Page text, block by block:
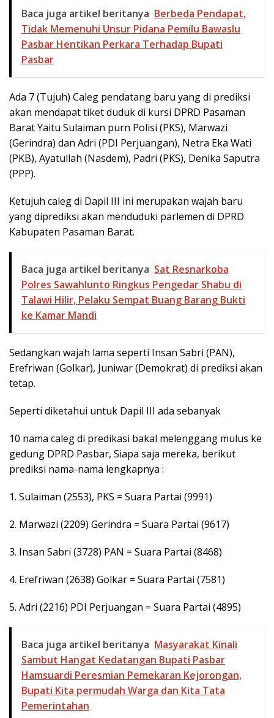
Baca juga artikel beritanya Berbeda Pendapat,
Tidak Memenuhi Unsur Pidana Pemilu Bawaslu
Pasbar Hentikan Perkara Terhadap Bupati
Pasbar
Ada 7 (Tujuh) Caleg pendatang baru yang di prediksi
akan mendapat tiket duduk di kursi DPRD Pasaman
Barat Yaitu Sulaiman purn Polisi (PKS), Marwazi
(Gerindra) dan Adri (PDI Perjuangan), Netra Eka Wati
(PKB), Ayatullah (Nasdem), Padri (PKS), Denika Saputra
(PPP).
Ketujuh caleg di Dapil III ini merupakan wajah baru
yang diprediksi akan menduduki parlemen di DPRD
Kabupaten Pasaman Barat.
Baca juga artikel beritanya Sat Resnarkoba
Polres Sawahlunto Ringkus Pengedar Shabu di
Talawi Hilir, Pelaku Sempat Buang Barang Bukti
ke Kamar Mandi
Sedangkan wajah lama seperti Insan Sabri (PAN),
Erefriwan (Golkar), Juniwar (Demokrat) di prediksi akan
tetap.
Seperti diketahui untuk Dapil III ada sebanyak
10 nama caleg di predikasi bakal melenggang mulus ke
gedung DPRD Pasbar, Siapa saja mereka, berikut
prediksi nama-nama lengkapnya :
1. Sulaiman (2553), PKS = Suara Partai (9991)
2. Marwazi (2209) Gerindra = Suara Partai (9617)
3. Insan Sabri (3728) PAN = Suara Partai (8468)
4. Erefriwan (2638) Golkar = Suara Partai (7581)
5. Adri (2216) PDI Perjuangan = Suara Partai (4895)
Baca juga artikel beritanya Masyarakat Kinali
Sambut Hangat Kedatangan Bupati Pasbar
Hamsuardi Peresmian Pemekaran Kejorongan,
Bupati Kita permudah Warga dan Kita Tata
Pemerintahan